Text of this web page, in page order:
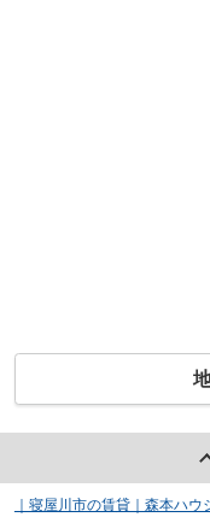
｜寝屋川市の賃貸｜森本ハウ